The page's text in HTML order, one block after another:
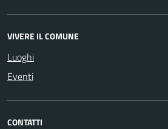
VIVERE IL COMUNE
Luoghi
Eventi
CONTATTI